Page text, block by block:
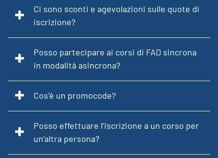
Ci sono sconti e agevolazioni sulle quote di
iscrizione?
Posso partecipare ai corsi di FAD sincrona
in modalità asincrona?
Cos’è un promocode?
Posso effettuare l’iscrizione a un corso per
un’altra persona?